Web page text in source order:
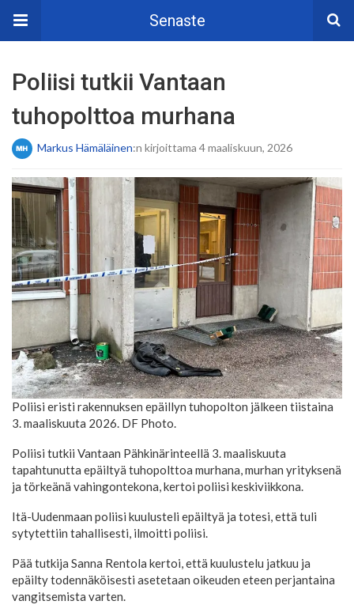
Senaste
Poliisi tutkii Vantaan
tuhopolttoa murhana
Markus Hämäläinen:n kirjoittama 4 maaliskuun, 2026
Poliisi eristi rakennuksen epäillyn tuhopolton jälkeen tiistaina
3. maaliskuuta 2026. DF Photo.
Poliisi tutkii Vantaan Pähkinärinteellä 3. maaliskuuta
tapahtunutta epäiltyä tuhopolttoa murhana, murhan yrityksenä
ja törkeänä vahingontekona, kertoi poliisi keskiviikkona.
Itä-Uudenmaan poliisi kuulusteli epäiltyä ja totesi, että tuli
sytytettiin tahallisesti, ilmoitti poliisi.
Pää tutkija Sanna Rentola kertoi, että kuulustelu jatkuu ja
epäilty todennäköisesti asetetaan oikeuden eteen perjantaina
vangitsemista varten.